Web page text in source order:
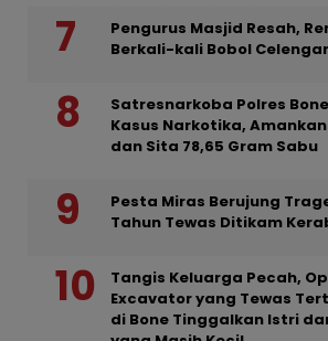
Pengurus Masjid Resah,
Berkali-kali Bobol
Satresnarkoba Polres
Kasus Narkotika,
dan Sita 78,65 Gram Sabu
Pesta Miras Berujung
Tahun Tewas Ditikam
Tangis Keluarga Pecah,
Excavator yang Tewas
di Bone Tinggalkan Istri